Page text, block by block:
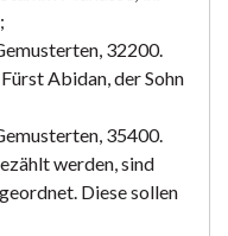
32200.
Abidan, der Sohn
35400.
werden, sind
Diese sollen